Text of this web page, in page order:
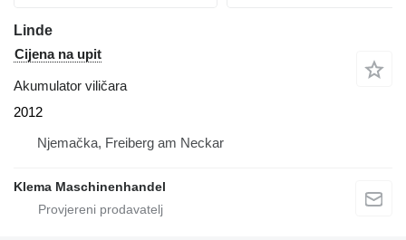
Linde
Cijena na upit
Akumulator viličara
2012
Njemačka, Freiberg am Neckar
Klema Maschinenhandel